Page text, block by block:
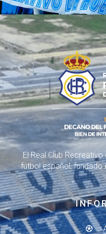
El Real Club
fútbol español, fundado